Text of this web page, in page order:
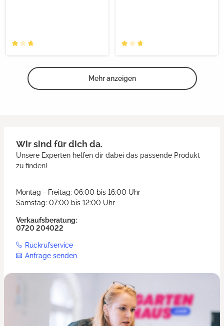
Mehr anzeigen
Wir sind für dich da.
Unsere Experten helfen dir dabei das passende Produkt
zu finden!
Montag - Freitag: 06:00 bis 16:00 Uhr
Samstag: 07:00 bis 12:00 Uhr
Verkaufsberatung:
0720 204022
Rückrufservice
Anfrage senden